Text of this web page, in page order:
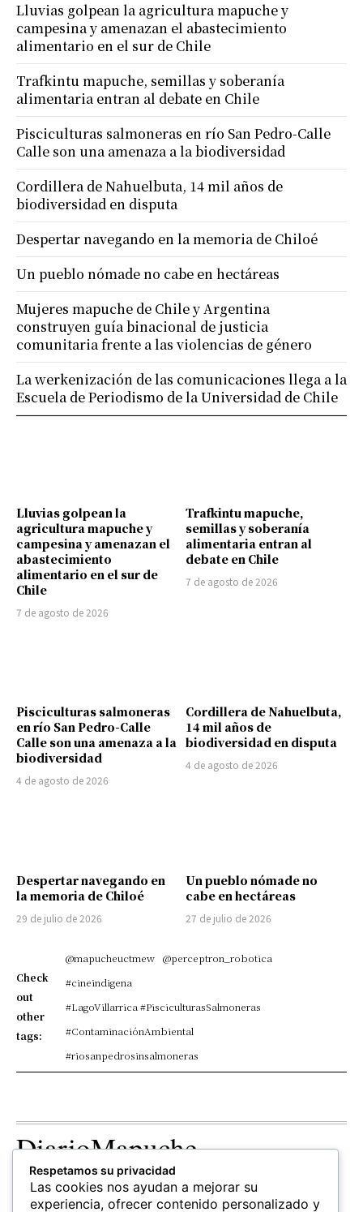
Lluvias golpean la
agricultura mapuche y
campesina y amenazan el
abastecimiento
alimentario en el sur de
Chile
7 de agosto de 2026
Trafkintu mapuche,
semillas y soberanía
alimentaria entran al
debate en Chile
7 de agosto de 2026
Pisciculturas salmoneras
en río San Pedro-Calle
Calle son una amenaza a la
biodiversidad
4 de agosto de 2026
Cordillera de Nahuelbuta,
14 mil años de
biodiversidad en disputa
4 de agosto de 2026
Despertar navegando en
la memoria de Chiloé
29 de julio de 2026
Un pueblo nómade no
cabe en hectáreas
27 de julio de 2026
Check
out
other
tags:
@mapucheuctmew @perceptron_robotica
#cineindigena
#LagoVillarrica #PisciculturasSalmoneras
#ContaminaciónAmbiental
#riosanpedrosinsalmoneras
Lluvias golpean la agricultura mapuche y
campesina y amenazan el abastecimiento
alimentario en el sur de Chile
Trafkintu mapuche, semillas y soberanía
alimentaria entran al debate en Chile
Pisciculturas salmoneras en río San Pedro-Calle
Calle son una amenaza a la biodiversidad
Cordillera de Nahuelbuta, 14 mil años de
biodiversidad en disputa
Despertar navegando en la memoria de Chiloé
Un pueblo nómade no cabe en hectáreas
Mujeres mapuche de Chile y Argentina
construyen guía binacional de justicia
comunitaria frente a las violencias de género
La werkenización de las comunicaciones llega a la
Escuela de Periodismo de la Universidad de Chile
DiarioMapuche
TERRITORIO CULTURA
Patrimonio
OPINION
Columnistas
Respetamos su privacidad
Las cookies nos ayudan a mejorar su
experiencia, ofrecer contenido personalizado y